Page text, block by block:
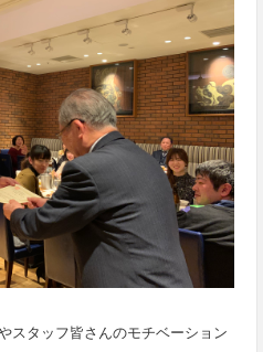
スタッフ皆さんのモチベーション